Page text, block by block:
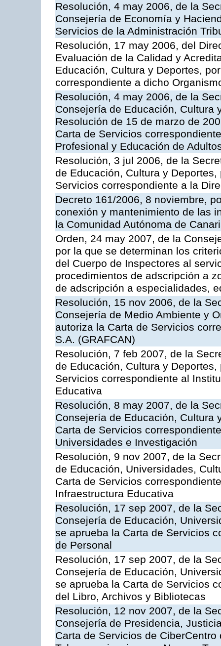
Resolución, 4 may 2006, de la
Consejería de Economía y
Servicios de la Administración
Resolución, 17 may 2006, del
Evaluación de la Calidad y
Educación, Cultura y Deportes,
correspondiente a dicho
Resolución, 4 may 2006, de la
Consejería de Educación, Cultura
Resolución de 15 de marzo de
Carta de Servicios
Profesional y Educación de
Resolución, 3 jul 2006, de la
de Educación, Cultura y
Servicios correspondiente a la
Decreto 161/2006, 8 noviembre,
conexión y mantenimiento de las
la Comunidad Autónoma de
Orden, 24 may 2007, de la
por la que se determinan los
del Cuerpo de Inspectores al
procedimientos de adscripción a
de adscripción a especialidades,
Resolución, 15 nov 2006, de la
Consejería de Medio Ambiente y
autoriza la Carta de Servicios
S.A. (GRAFCAN)
Resolución, 7 feb 2007, de la
de Educación, Cultura y
Servicios correspondiente al
Educativa
Resolución, 8 may 2007, de la
Consejería de Educación, Cultura
Carta de Servicios
Universidades e Investigación
Resolución, 9 nov 2007, de la
de Educación, Universidades,
Carta de Servicios
Infraestructura Educativa
Resolución, 17 sep 2007, de la
Consejería de Educación,
se aprueba la Carta de Servicios
de Personal
Resolución, 17 sep 2007, de la
Consejería de Educación,
se aprueba la Carta de Servicios
del Libro, Archivos y Bibliotecas
Resolución, 12 nov 2007, de la
Consejería de Presidencia,
Carta de Servicios de